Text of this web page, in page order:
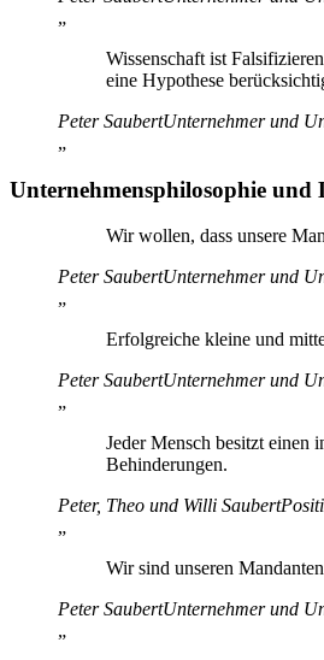
„
Wissenschaft ist
eine Hypothese
Peter SaubertUnternehmer und
„
Unternehmensphilosophie und
Wir wollen, dass unsere
Peter SaubertUnternehmer und
„
Erfolgreiche kleine und
Peter SaubertUnternehmer und
„
Jeder Mensch besitzt einen
Behinderungen.
Peter, Theo und Willi Saubert
„
Wir sind unseren
Peter SaubertUnternehmer und
„